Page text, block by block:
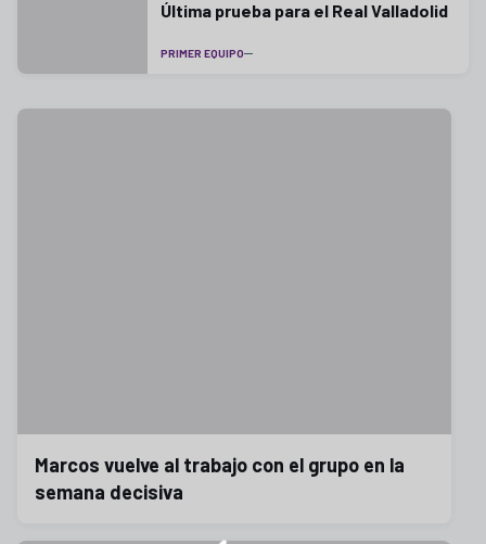
Última prueba para el Real Valladolid
PRIMER EQUIPO
Marcos vuelve al trabajo con el grupo en la
semana decisiva